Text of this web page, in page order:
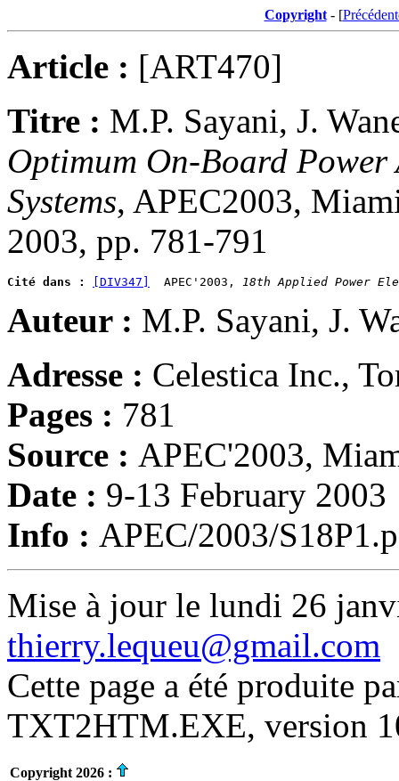
Copyright- [
Article : [ART470]
Titre : M.P. Sayani, J.
Optimum On-Board
Systems, APEC2003,
2003, pp. 781-791
Cité dans : [DIV347]
  APEC'2003,
18th Applied Power
Auteur : M.P. Sayani, J.
Adresse : Celestica Inc.,
Pages : 781
Source : APEC'2003,
Date : 9-13 February 2003
Info : APEC/2003/
Mise à jour le lundi 26
thierry.lequeu@gmail.com
Cette page a été produite
TXT2HTM.EXE, version
Copyright 2026 :